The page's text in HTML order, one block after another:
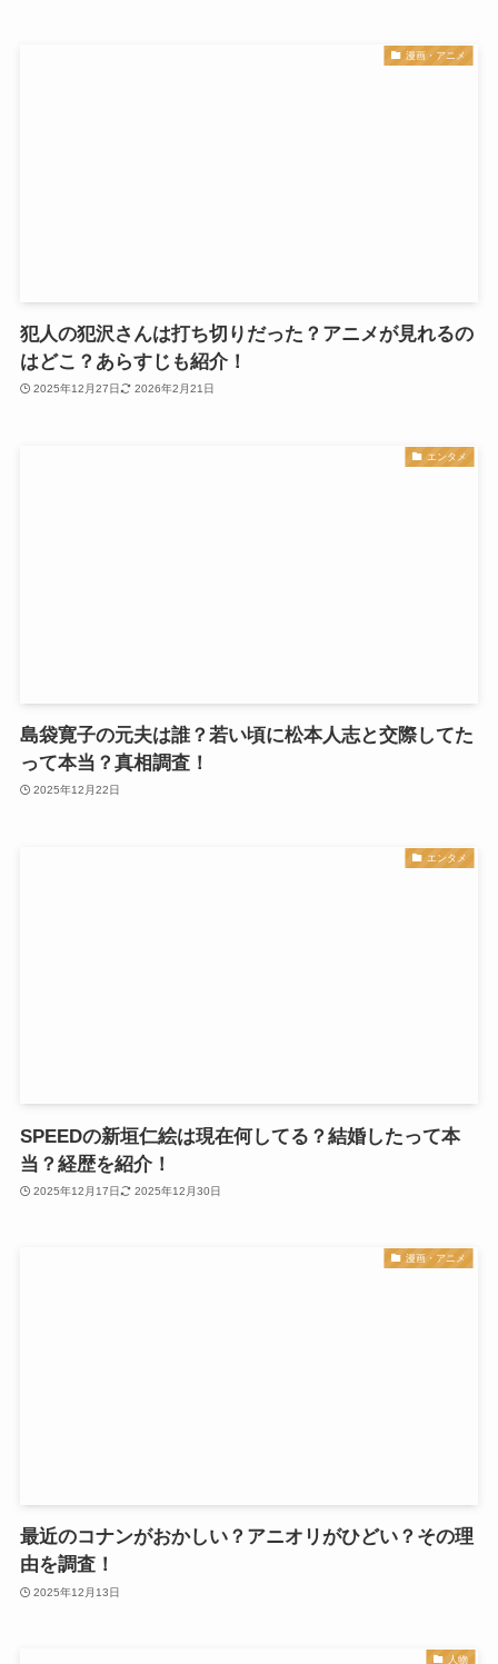
漫画・アニメ
犯人の犯沢さんは打ち切りだった？アニメが見れるの
はどこ？あらすじも紹介！
2025年12月27日 2026年2月21日
エンタメ
島袋寛子の元夫は誰？若い頃に松本人志と交際してた
って本当？真相調査！
2025年12月22日
エンタメ
SPEEDの新垣仁絵は現在何してる？結婚したって本
当？経歴を紹介！
2025年12月17日 2025年12月30日
漫画・アニメ
最近のコナンがおかしい？アニオリがひどい？その理
由を調査！
2025年12月13日
人物